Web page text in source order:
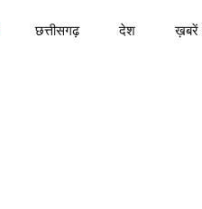
छत्तीसगढ़ देश ख़बरें